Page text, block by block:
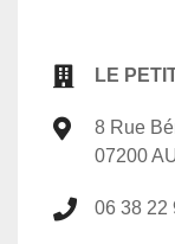
LE
8 Rue
07200
06 38 22